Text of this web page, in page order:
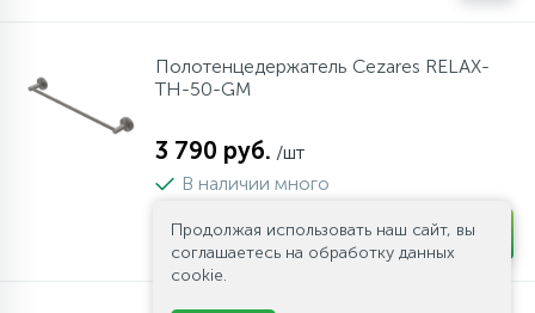
Полотенцедержатель Cezares RELAX-
TH-50-GM
3 790 руб. /шт
В наличии много
- + шт
Продолжая использовать наш сайт, вы
соглашаетесь на обработку данных
cookie.